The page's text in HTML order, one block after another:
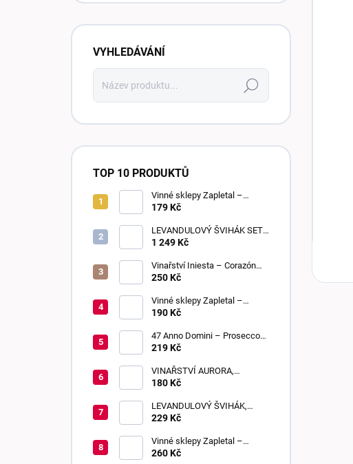
VYHLEDÁVÁNÍ
Hledat
TOP 10 PRODUKTŮ
Vinné sklepy Zapletal –
Sweet Touch 2025 | moravské
179 Kč
LEVANDULOVÝ ŠVIHÁK SET,
POLOSLADKÉ, 6 KUSŮ
1 249 Kč
Vinařství Iniesta – Corazón
Loco Blanco 2025 | suché
250 Kč
Vinné sklepy Zapletal –
Sauvignon 2024 | kabinetní
190 Kč
47 Anno Domini – Prosecco
DOC Frizzante | Extra Dry
219 Kč
VINAŘSTVÍ AURORA,
BEZIŇON, SLADKÉ, 0,75 L
180 Kč
LEVANDULOVÝ ŠVIHÁK,
POLOSLADKÉ, 0,75 L
229 Kč
Vinné sklepy Zapletal –
Muškát Rumeni 2024 | výběr z
260 Kč